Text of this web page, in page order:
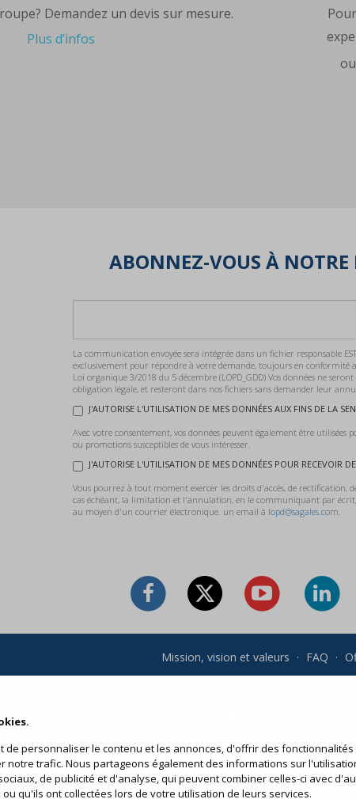
de personnaliser le contenu et les annonces, d'offrir des
notre trafic. Nous partageons également des informations sur
de publicité et d'analyse, qui peuvent combiner celles-ci avec
qu'ils ont collectées lors de votre utilisation de leurs services.
Demandez un devis sur mesure.
Plus d’infos
ABONNEZ-VOUS À NOTRE
La communication envoyée sera intégrée dans un fichier responsable
exclusivement pour répondre à votre demande, toujours en conformité
Loi organique 3/2018 du 5 décembre (LOPD_GDD) Vos données ne
obligation légale, et resteront dans nos fichiers sans demander leur
J'AUTORISE L'UTILISATION DE MES DONNÉES AUX FINS DE LA
Avec votre consentement, vos données peuvent également être utilisées
ou promotions susceptibles de vous intéresser.
J'AUTORISE L'UTILISATION DE MES DONNÉES POUR RECEVOIR
Vous pourrez à tout moment exercer les droits d'accès, de rectification,
cas échéant, la limitation et l'annulation, en le communiquant par écrit,
au moyen d'un courrier électronique. un email à lopd@sagales.com.
Mission, vision et valeurs · FAQ ·
Conditions générales et politique de confidentialité ·